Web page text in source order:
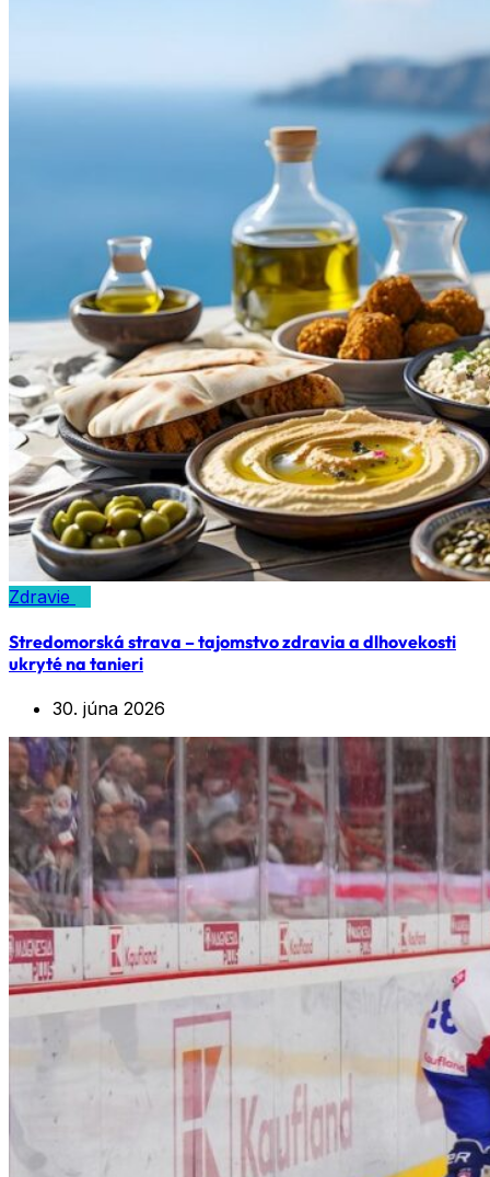
Zdravie
Stredomorská strava – tajomstvo zdravia a dlhovekosti
ukryté na tanieri
30. júna 2026